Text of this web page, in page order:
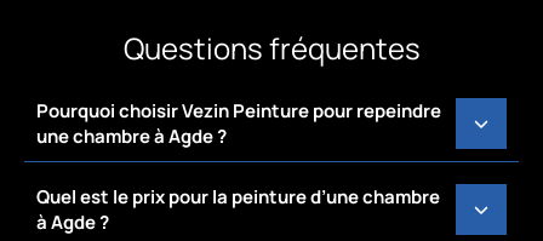
Questions fréquentes
Pourquoi choisir Vezin Peinture pour repeindre
une chambre à Agde ?
Quel est le prix pour la peinture d’une chambre
à Agde ?